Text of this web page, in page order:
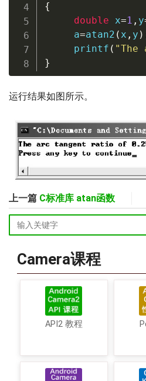
{
double x=1 , y
     a
=atan2 ( x , y )
printf (
}
运行结果如图所示。
上一篇 C标准库 atan函数
Camera课程
API2 教程